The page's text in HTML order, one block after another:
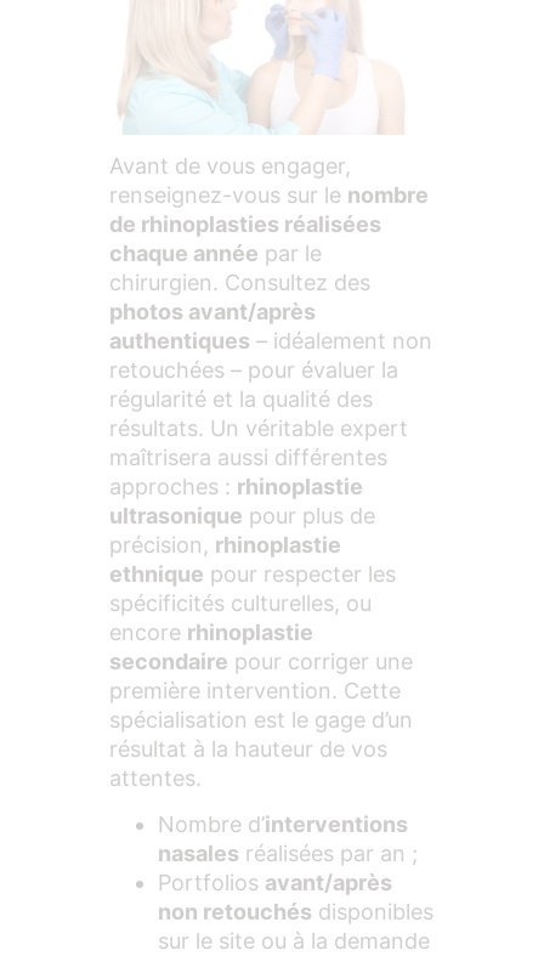
Avant de vous engager,
renseignez-vous sur le nombre
de rhinoplasties réalisées
chaque année par le
chirurgien. Consultez des
photos avant/après
authentiques – idéalement non
retouchées – pour évaluer la
régularité et la qualité des
résultats. Un véritable expert
maîtrisera aussi différentes
approches : rhinoplastie
ultrasonique pour plus de
précision, rhinoplastie
ethnique pour respecter les
spécificités culturelles, ou
encore rhinoplastie
secondaire pour corriger une
première intervention. Cette
spécialisation est le gage d’un
résultat à la hauteur de vos
attentes.
Nombre d’interventions
nasales réalisées par an ;
Portfolios avant/après
non retouchés disponibles
sur le site ou à la demande